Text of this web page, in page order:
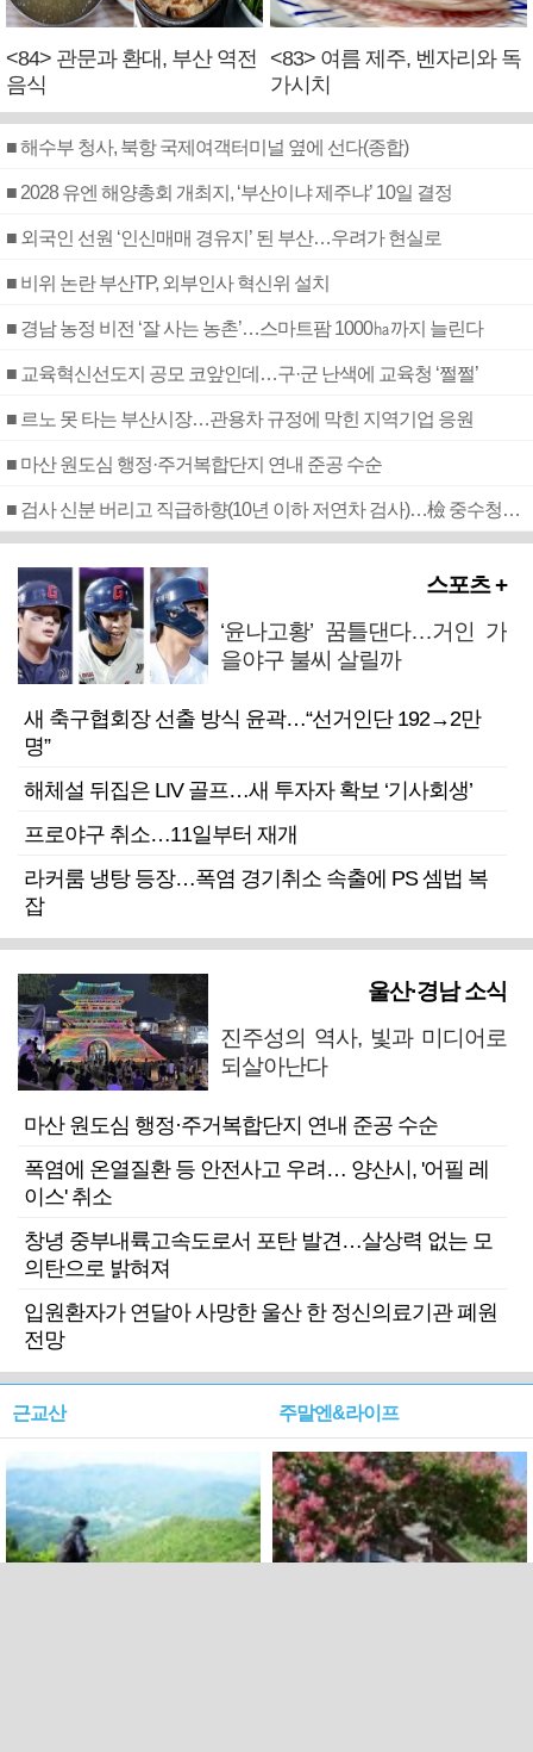
<84> 관문과 환대, 부산 역전
음식
<83> 여름 제주, 벤자리와 독
가시치
■ 해수부 청사, 북항 국제여객터미널 옆에 선다(종합)
■ 2028 유엔 해양총회 개최지, ‘부산이냐 제주냐’ 10일 결정
■ 외국인 선원 ‘인신매매 경유지’ 된 부산…우려가 현실로
■ 비위 논란 부산TP, 외부인사 혁신위 설치
■ 경남 농정 비전 ‘잘 사는 농촌’…스마트팜 1000㏊까지 늘린다
■ 교육혁신선도지 공모 코앞인데…구·군 난색에 교육청 ‘쩔쩔’
■ 르노 못 타는 부산시장…관용차 규정에 막힌 지역기업 응원
■ 마산 원도심 행정·주거복합단지 연내 준공 수순
■ 검사 신분 버리고 직급하향(10년 이하 저연차 검사)…檢 중수청행 기피
스포츠 +
‘윤나고황’ 꿈틀댄다…거인 가
을야구 불씨 살릴까
새 축구협회장 선출 방식 윤곽…“선거인단 192→2만
명”
해체설 뒤집은 LIV 골프…새 투자자 확보 ‘기사회생’
프로야구 취소…11일부터 재개
라커룸 냉탕 등장…폭염 경기취소 속출에 PS 셈법 복
잡
울산·경남 소식
진주성의 역사, 빛과 미디어로
되살아난다
마산 원도심 행정·주거복합단지 연내 준공 수순
폭염에 온열질환 등 안전사고 우려… 양산시, '어필 레
이스' 취소
창녕 중부내륙고속도로서 포탄 발견…살상력 없는 모
의탄으로 밝혀져
입원환자가 연달아 사망한 울산 한 정신의료기관 폐원
전망
근교산 주말엔&라이프